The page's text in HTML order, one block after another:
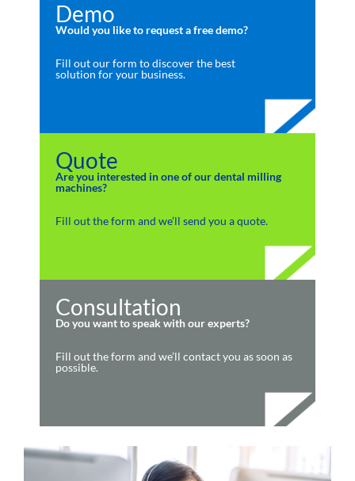
Demo
Would you like to request a free demo?
Fill out our form to discover the best
solution for your business.
Quote
Are you interested in one of our dental milling
machines?
Fill out the form and we’ll send you a quote.
Consultation
Do you want to speak with our experts?
Fill out the form and we’ll contact you as soon as
possible.